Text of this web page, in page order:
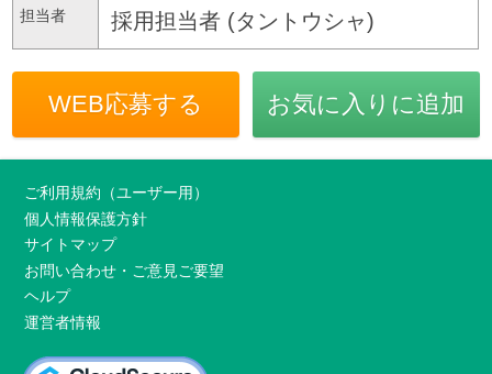
担当者 採用担当者 (タントウシャ)
WEB応募する お気に入りに追加
ご利用規約（ユーザー用）
個人情報保護方針
サイトマップ
お問い合わせ・ご意見ご要望
ヘルプ
運営者情報